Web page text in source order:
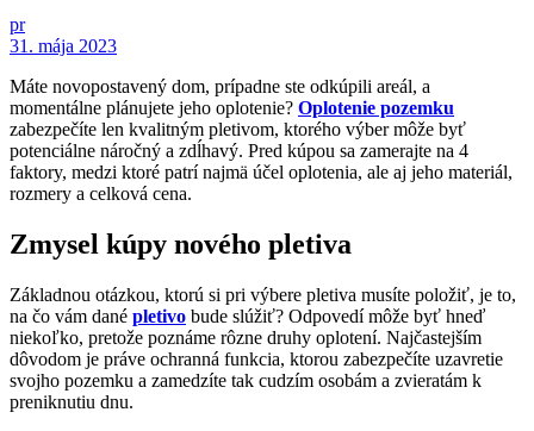
pr
31. mája 2023
Máte novopostavený dom, prípadne ste odkúpili areál, a
momentálne plánujete jeho oplotenie? Oplotenie pozemku
zabezpečíte len kvalitným pletivom, ktorého výber môže byť
potenciálne náročný a zdĺhavý. Pred kúpou sa zamerajte na 4
faktory, medzi ktoré patrí najmä účel oplotenia, ale aj jeho materiál,
rozmery a celková cena.
Zmysel kúpy nového pletiva
Základnou otázkou, ktorú si pri výbere pletiva musíte položiť, je to,
na čo vám dané pletivo bude slúžiť? Odpovedí môže byť hneď
niekoľko, pretože poznáme rôzne druhy oplotení. Najčastejším
dôvodom je práve ochranná funkcia, ktorou zabezpečíte uzavretie
svojho pozemku a zamedzíte tak cudzím osobám a zvieratám k
preniknutiu dnu.